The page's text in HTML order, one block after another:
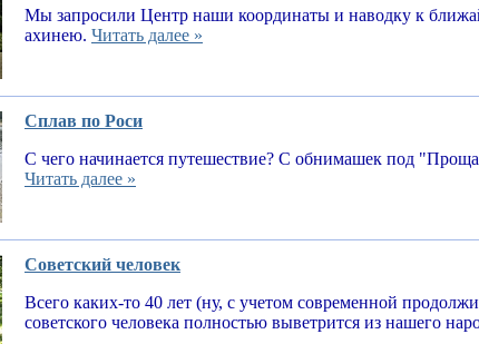
Мы запросили Центр наши координаты и наводку к
ахинею. Читать далее »
Сплав по Роси
С чего начинается путешествие? С обнимашек под
Читать далее »
Советский человек
Всего каких-то 40 лет (ну, с учетом современной
советского человека полностью выветрится из нашего